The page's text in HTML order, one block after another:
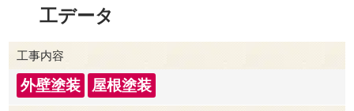
工データ
工事内容
外壁塗装 屋根塗装